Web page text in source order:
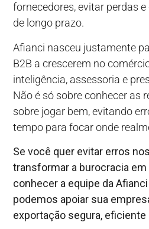
fornecedores, evitar perdas
de longo prazo.
Afianci nasceu justamente
B2B a crescerem no
inteligência, assessoria e
Não é só sobre conhecer as
sobre jogar bem, evitando
tempo para focar onde
Se você quer evitar erros
transformar a burocracia em
conhecer a equipe da
podemos apoiar sua
exportação segura,